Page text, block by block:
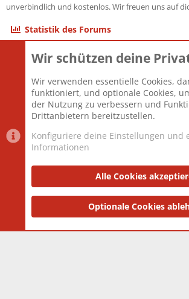
unverbindlich und kostenlos. Wir freuen uns auf
Statistik des Forums
Themen
Mitglieder
Neuestes Mitglied
Datenschutzerklärung
Community platform by XenForo® © 2010-2025
and add-ons by ThemeHouse
Wir schützen deine
Wir verwenden essentielle Cookies,
funktioniert, und optionale Cookies,
der Nutzung zu verbessern und
Drittanbietern bereitzustellen.
Konfiguriere deine Einstellungen und
Informationen
Alle Cookies
Optionale Cookies